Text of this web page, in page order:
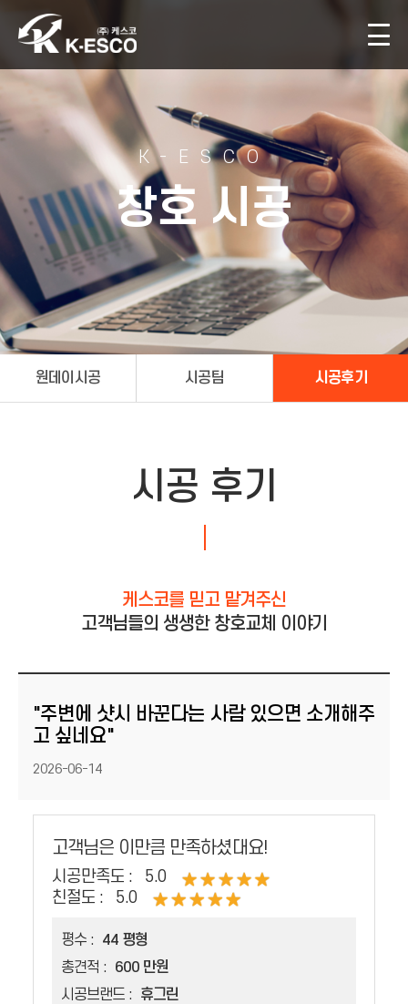
K-ESCO
창호 시공
원데이시공 시공팀 시공후기
시공 후기
케스코를 믿고 맡겨주신
고객님들의 생생한 창호교체 이야기
"주변에 샷시 바꾼다는 사람 있으면 소개해주
고 싶네요"
등록일
2026-06-14
고객님은 이만큼 만족하셨대요!
시공만족도 :
5.0
친절도 :
5.0
평수 :
44 평형
총견적 :
600 만원
시공브랜드 :
휴그린